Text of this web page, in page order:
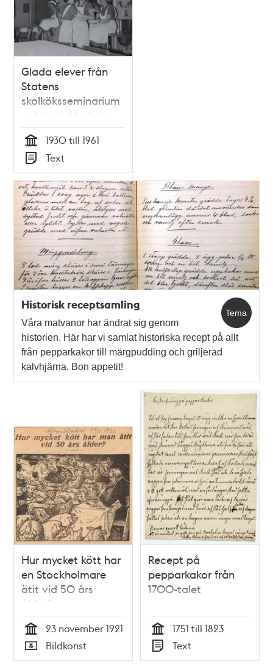
Glada elever från
Statens
skolköksseminarium
och hushållsskola
Tid
1930 till 1961
Typ
Text
Tema
Historisk receptsamling
Våra matvanor har ändrat sig genom
historien. Här har vi samlat historiska recept på allt
från pepparkakor till märgpudding och griljerad
kalvhjärna. Bon appetit!
Hur mycket kött har
en Stockholmare
ätit vid 50 års
ålder?
[Tidningsillustration
1921]
Tid
23 november 1921
Typ
Bildkonst
Recept på
pepparkakor från
1700-talet
Tid
1751 till 1823
Typ
Text